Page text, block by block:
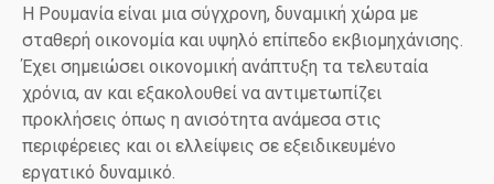
Η Ρουμανία είναι μια σύγχρονη, δυναμική χώρα με
σταθερή οικονομία και υψηλό επίπεδο εκβιομηχάνισης.
Έχει σημειώσει οικονομική ανάπτυξη τα τελευταία
χρόνια, αν και εξακολουθεί να αντιμετωπίζει
προκλήσεις όπως η ανισότητα ανάμεσα στις
περιφέρειες και οι ελλείψεις σε εξειδικευμένο
εργατικό δυναμικό.